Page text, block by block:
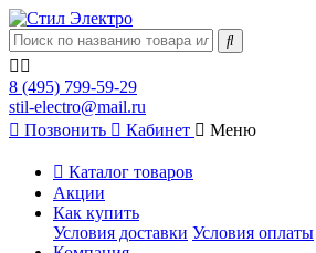
8 (495) 799-59-29
stil-electro@mail.ru
Позвонить
Кабинет Меню
Каталог товаров
Акции
Как купить
Условия доставки Условия оплаты